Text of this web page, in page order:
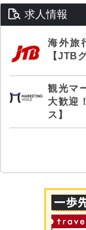
求人情報
海外旅
【JTB
観光マ
大歓迎
ス】